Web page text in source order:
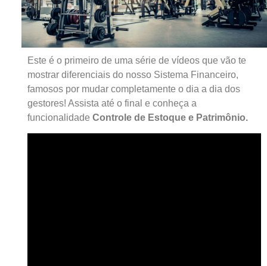
Este é o primeiro de uma série de vídeos que vão te
mostrar diferenciais do nosso Sistema Financeiro,
famosos por mudar completamente o dia a dia dos
gestores! Assista até o final e conheça a
funcionalidade Controle de Estoque e Patrimônio.